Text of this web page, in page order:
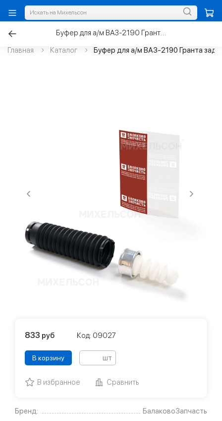
Главная Каталог Буфер для а/м ВАЗ-2190 Гранта
Буфер для а/м ВАЗ-2190 Гранта задней стойки с пыльником
Бренд:
БалаковоЗапчасть
833 руб Код: 09027
В корзину шт
В избранное Сравнить